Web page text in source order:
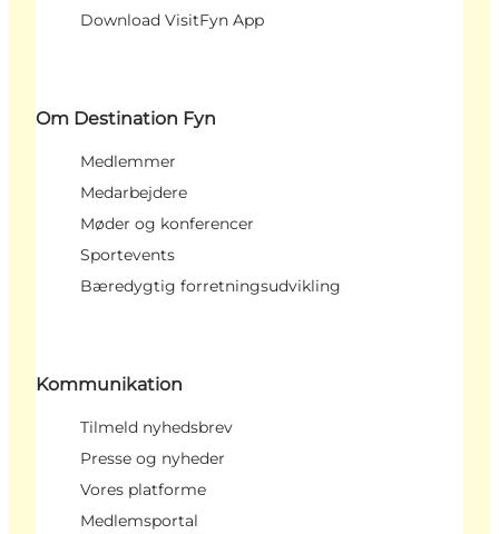
Download VisitFyn App
Om Destination Fyn
Medlemmer
Medarbejdere
Møder og konferencer
Sportevents
Bæredygtig forretningsudvikling
Kommunikation
Tilmeld nyhedsbrev
Presse og nyheder
Vores platforme
Medlemsportal